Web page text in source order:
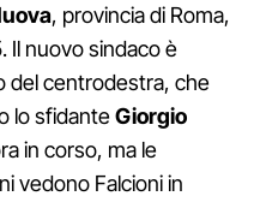
, provincia di Roma,
Il nuovo sindaco è
del centrodestra, che
lo sfidanteGiorgio
in corso, ma le
vedono Falcioni in